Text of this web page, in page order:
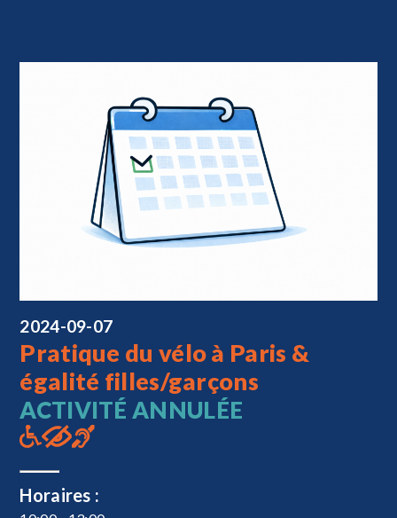
2024-09-07
Pratique du vélo à Paris &
égalité filles/garçons
ACTIVITÉ ANNULÉE
Horaires :